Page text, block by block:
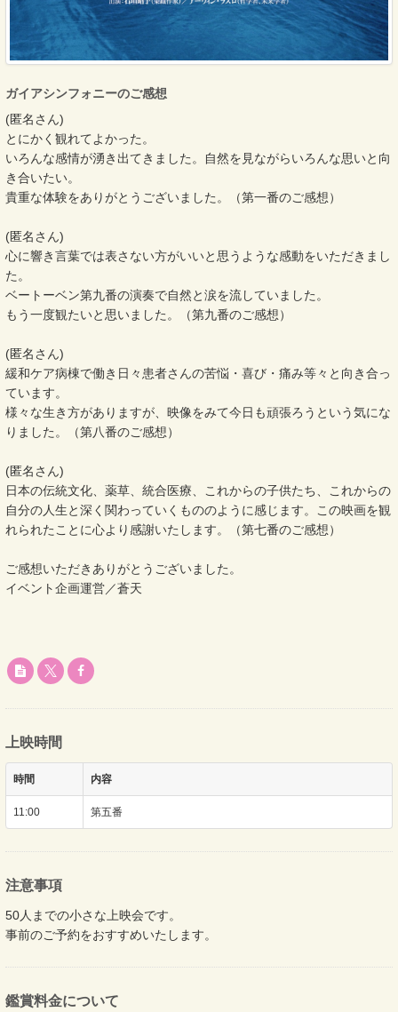
ガイアシンフォニーのご感想
(匿名さん)
とにかく観れてよかった。
いろんな感情が湧き出てきました。自然を見ながらいろんな思いと向
き合いたい。
貴重な体験をありがとうございました。（第一番のご感想）
(匿名さん)
心に響き言葉では表さない方がいいと思うような感動をいただきまし
た。
ベートーベン第九番の演奏で自然と涙を流していました。
もう一度観たいと思いました。（第九番のご感想）
(匿名さん)
緩和ケア病棟で働き日々患者さんの苦悩・喜び・痛み等々と向き合っ
ています。
様々な生き方がありますが、映像をみて今日も頑張ろうという気にな
りました。（第八番のご感想）
(匿名さん)
日本の伝統文化、薬草、統合医療、これからの子供たち、これからの
自分の人生と深く関わっていくもののように感じます。この映画を観
れられたことに心より感謝いたします。（第七番のご感想）
ご感想いただきありがとうございました。
イベント企画運営／蒼天
上映時間
時間 内容
11:00 第五番
注意事項
50人までの小さな上映会です。
事前のご予約をおすすめいたします。
鑑賞料金について